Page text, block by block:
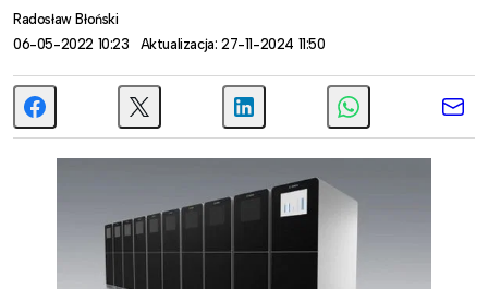
Radosław Błoński
06-05-2022 10:23
Aktualizacja: 27-11-2024 11:50